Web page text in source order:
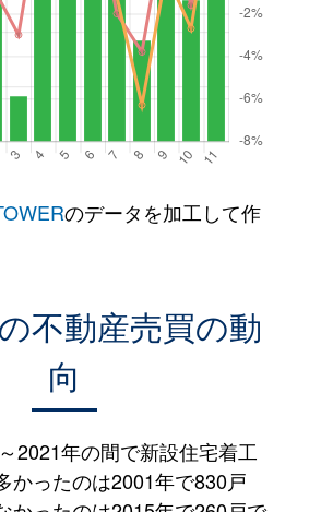
のデータを加工して作
の不動産売買の動
向
2021年の間で新設住宅着工
かったのは2001年で830戸